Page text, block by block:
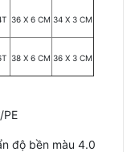
36 X 6 CM 34 X 3 CM
38 X 6 CM 36 X 3 CM
PE
độ bền màu 4.0